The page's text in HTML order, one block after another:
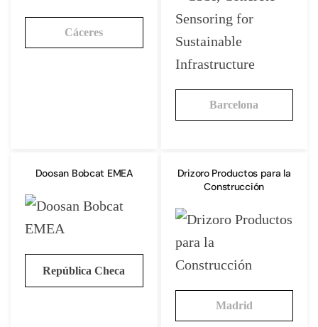
Cáceres
Barcelona
Doosan Bobcat EMEA
República Checa
Drizoro Productos para la
Construcción
Madrid